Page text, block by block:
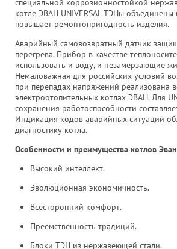
специальной коррозионностойкой
котле ЭВАН UNIVERSAL ТЭНы объединены
повышает ремонтопригодность изделия.
Аварийный самовозвратный датчик
перегрева. Прибор в качестве
использовать и воду, и незамерзающие
Немаловажная для российских условий
при перепадах напряжений реализована
электроотопительных котлах ЭВАН. Для
сохранения работоспособности
Индикация кодов аварийных ситуаций
диагностику котла.
Особенности и преимущества котлов
Высокий интеллект.
Эволюционная экономичность.
Всесторонний комфорт.
Преемственность традиций.
Блоки ТЭН из нержавеющей стали.